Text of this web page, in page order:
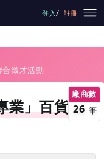
登入/ 註冊
合徵才活動
業」百貨×零
廠商數
26 筆